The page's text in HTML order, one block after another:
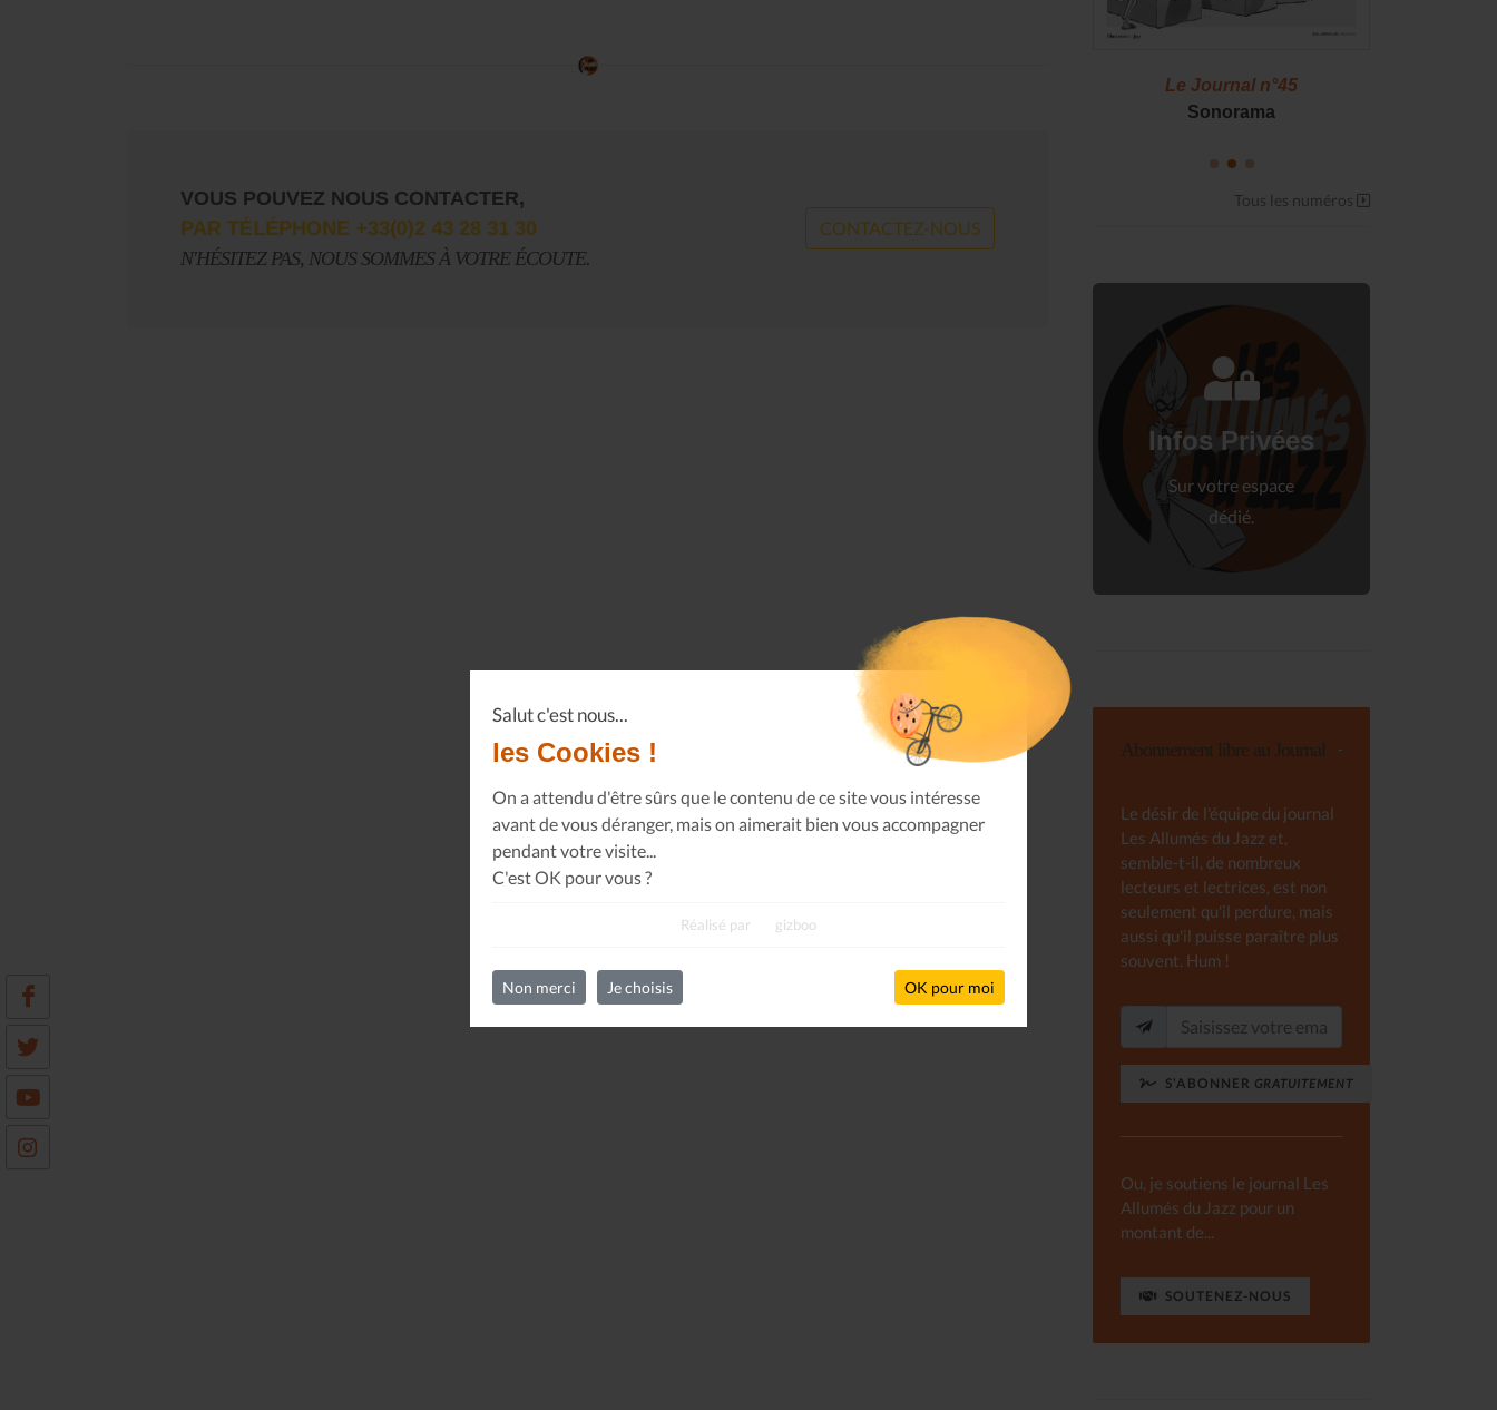
Salut c'est nous...
les Cookies !
On a attendu d'être sûrs que le contenu de ce site vous intéresse
avant de vous déranger, mais on aimerait bien vous accompagner
pendant votre visite...
C'est OK pour vous ?
Réalisé par gizboo
Non merci Je choisis OK pour moi
VOUS POUVEZ NOUS CONTACTER,
PAR TÉLÉPHONE +33(0)2 43 28 31 30
N'HÉSITEZ PAS, NOUS SOMMES À VOTRE ÉCOUTE.
CONTACTEZ-NOUS
Le Journal n°45
Sonorama
Tous les numéros
Infos Privées
Sur votre espace
dédié.
Connectez-vous
à votre espace privé.
Abonnement libre au Journal
Le désir de l'équipe du journal
Les Allumés du Jazz et,
semble-t-il, de nombreux
lecteurs et lectrices, est non
seulement qu'il perdure, mais
aussi qu'il puisse paraître plus
souvent. Hum !
S'ABONNER GRATUITEMENT
Ou, je soutiens le journal Les
Allumés du Jazz pour un
montant de...
SOUTENEZ-NOUS